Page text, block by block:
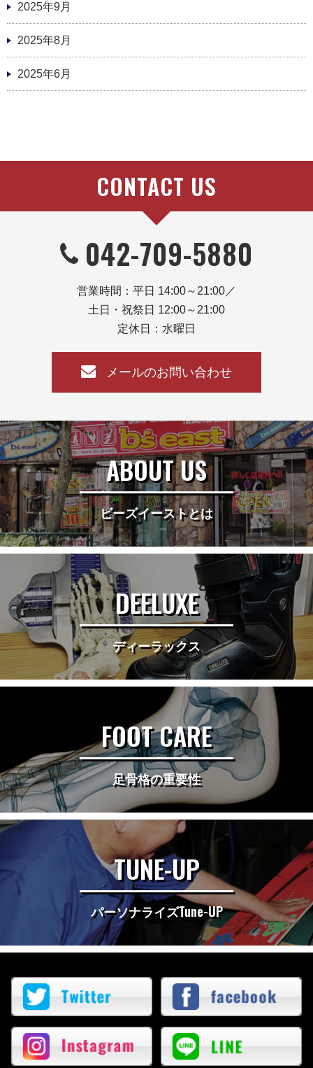
2025年9月
2025年8月
2025年6月
CONTACT US
042-709-5880
営業時間：平日 14:00～21:00／
土日・祝祭日 12:00～21:00
定休日：水曜日
メールのお問い合わせ
ABOUT US
ビーズイーストとは
DEELUXE
ディーラックス
FOOT CARE
足骨格の重要性
TUNE-UP
パーソナライズTune-UP